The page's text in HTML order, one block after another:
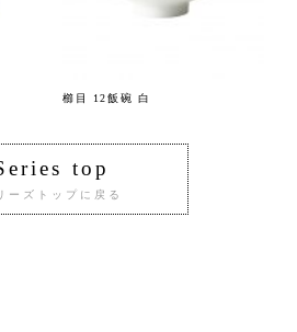
櫛目 12飯碗 白
top
ーズトップに戻る